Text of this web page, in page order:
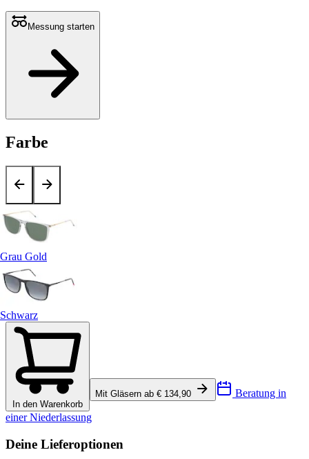
Messung starten
Farbe
Grau Gold
Schwarz
In den Warenkorb
Mit Gläsern ab € 134,90 Beratung in
einer Niederlassung
Deine Lieferoptionen